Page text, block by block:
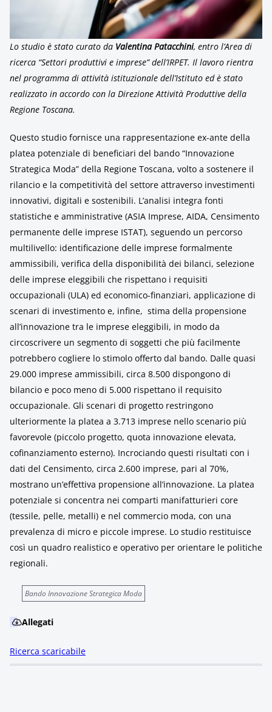
Lo studio è stato curato da Valentina Patacchini, entro l’Area di
ricerca “Settori produttivi e imprese” dell’IRPET. Il lavoro rientra
nel programma di attività istituzionale dell’Istituto ed è stato
realizzato in accordo con la Direzione Attività Produttive della
Regione Toscana.
Questo studio fornisce una rappresentazione ex-ante della
platea potenziale di beneficiari del bando “Innovazione
Strategica Moda” della Regione Toscana, volto a sostenere il
rilancio e la competitività del settore attraverso investimenti
innovativi, digitali e sostenibili. L’analisi integra fonti
statistiche e amministrative (ASIA Imprese, AIDA, Censimento
permanente delle imprese ISTAT), seguendo un percorso
multilivello: identificazione delle imprese formalmente
ammissibili, verifica della disponibilità dei bilanci, selezione
delle imprese eleggibili che rispettano i requisiti
occupazionali (ULA) ed economico-finanziari, applicazione di
scenari di investimento e, infine, stima della propensione
all’innovazione tra le imprese eleggibili, in modo da
circoscrivere un segmento di soggetti che più facilmente
potrebbero cogliere lo stimolo offerto dal bando. Dalle quasi
29.000 imprese ammissibili, circa 8.500 dispongono di
bilancio e poco meno di 5.000 rispettano il requisito
occupazionale. Gli scenari di progetto restringono
ulteriormente la platea a 3.713 imprese nello scenario più
favorevole (piccolo progetto, quota innovazione elevata,
cofinanziamento esterno). Incrociando questi risultati con i
dati del Censimento, circa 2.600 imprese, pari al 70%,
mostrano un’effettiva propensione all’innovazione. La platea
potenziale si concentra nei comparti manifatturieri core
(tessile, pelle, metalli) e nel commercio moda, con una
prevalenza di micro e piccole imprese. Lo studio restituisce
così un quadro realistico e operativo per orientare le politiche
regionali.
Bando Innovazione Strategica Moda
Allegati
Ricerca scaricabile